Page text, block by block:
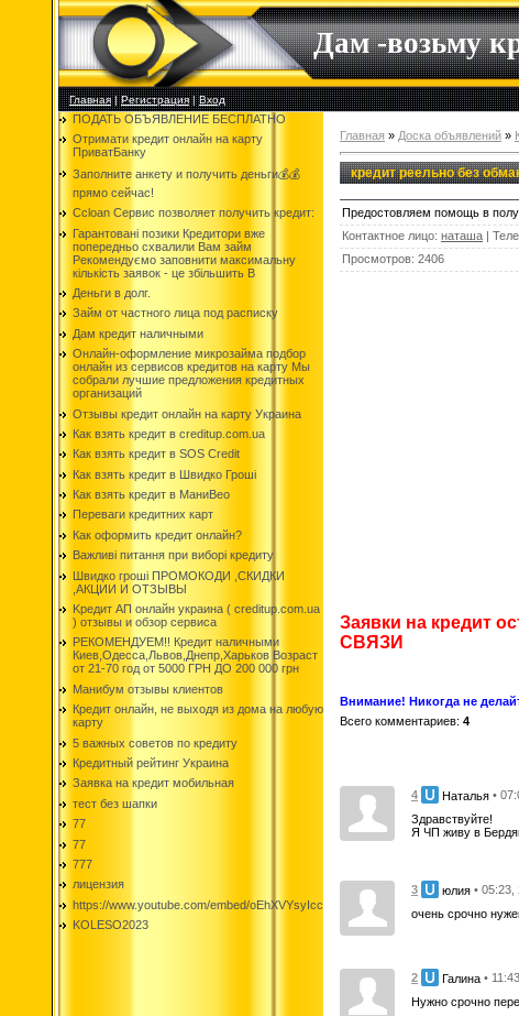
Дам -возьму
Главная|Регистрация|Вход
ПОДАТЬ ОБЪЯВЛЕНИЕ БЕСПЛАТНО
Отримати кредит онлайн на карту
ПриватБанку
Заполните анкету и получить деньги💰💰
прямо сейчас!
Ccloan Сервис позволяет получить кредит:
Гарантовані позики Кредитори вже
попередньо схвалили Вам займ
Рекомендуємо заповнити максимальну
кількість заявок - це збільшить В
Деньги в долг.
Займ от частного лица под расписку
Дам кредит наличными
Онлайн-оформление микрозайма подбор
онлайн из сервисов кредитов на карту Мы
собрали лучшие предложения кредитных
организаций
Отзывы кредит онлайн на карту Украина
Как взять кредит в creditup.com.ua
Как взять кредит в SOS Credit
Как взять кредит в Швидко Гроші
Как взять кредит в МаниВео
Переваги кредитних карт
Как оформить кредит онлайн?
Важливі питання при виборі кредиту
Швидко гроші ПРОМОКОДИ ,СКИДКИ
,АКЦИИ И ОТЗЫВЫ
Kредит АП онлайн украина ( creditup.com.ua
) отзывы и обзор сервиса
РЕКОМЕНДУЕМ!! Кредит наличными
Киев,Одесса,Львов,Днепр,Харьков Возраст
от 21-70 год от 5000 ГРН ДО 200 000 грн
Манибум отзывы клиентов
Кредит онлайн, не выходя из дома на любую
карту
5 важных советов по кредиту
Кредитный рейтинг Украина
Заявка на кредит мобильная
тест без шапки
77
77
777
лицензия
https://www.youtube.com/embed/oEhXVYsyIcc
KOLESO2023
Главная » Доска объявлений »
кредит реельно без
Предостовляем помощь в
Контактное лицо: наташа |
Просмотров: 2406
Заявки на кредит
СВЯЗИ
Внимание! Никогда не
Всего комментариев: 4
4 Наталья •
Здравствуйте!
Я ЧП живу в
3 юлия • 05:23,
очень срочно
2 Галина •
Нужно срочно